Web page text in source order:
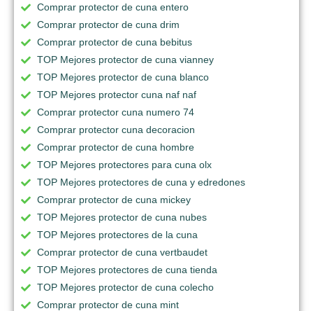
Comprar protector de cuna entero
Comprar protector de cuna drim
Comprar protector de cuna bebitus
TOP Mejores protector de cuna vianney
TOP Mejores protector de cuna blanco
TOP Mejores protector cuna naf naf
Comprar protector cuna numero 74
Comprar protector cuna decoracion
Comprar protector de cuna hombre
TOP Mejores protectores para cuna olx
TOP Mejores protectores de cuna y edredones
Comprar protector de cuna mickey
TOP Mejores protector de cuna nubes
TOP Mejores protectores de la cuna
Comprar protector de cuna vertbaudet
TOP Mejores protectores de cuna tienda
TOP Mejores protector de cuna colecho
Comprar protector de cuna mint